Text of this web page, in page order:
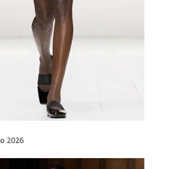
2026